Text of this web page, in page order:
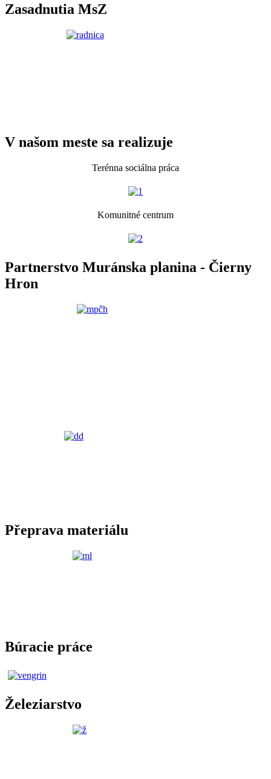
Zasadnutia MsZ
V našom meste sa realizuje
Terénna sociálna práca
Komunitné centrum
Partnerstvo Muránska planina - Čierny
Hron
Přeprava materiálu
Búracie práce
Železiarstvo